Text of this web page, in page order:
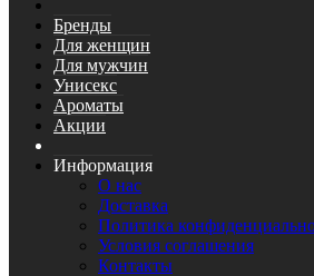
Бренды
Для женщин
Для мужчин
Унисекс
Ароматы
Акции
Информация
О нас
Доставка
Политика
Условия соглашения
Контакты